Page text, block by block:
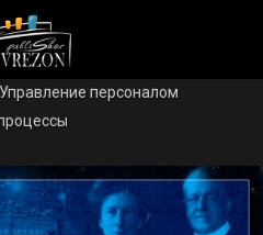
Управление персоналом